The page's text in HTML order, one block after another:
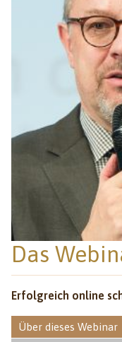
Das
Erfolgreich online
Über dieses Webinar